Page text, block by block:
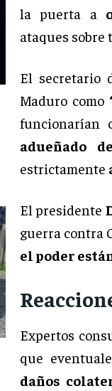
la puerta a
ataques
El secretario
Maduro como
funcionarían
adueñado
estrictamente
El presidente
guerra contra
el poder
Expertos
que
daños